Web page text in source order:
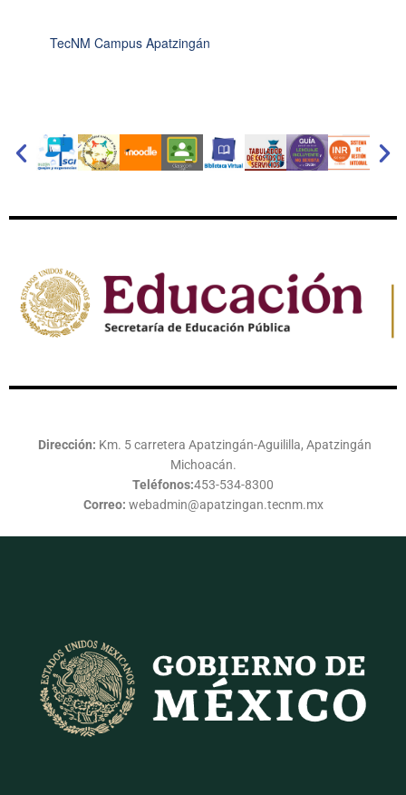
TecNM Campus Apatzingán
Dirección: Km. 5 carretera Apatzingán-Aguililla, Apatzingán
Michoacán.
Teléfonos:453-534-8300
Correo: webadmin@apatzingan.tecnm.mx